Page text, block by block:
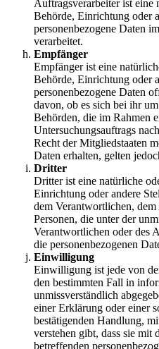
Auftragsverarbeiter ist eine
Behörde, Einrichtung oder
personenbezogene Daten
verarbeitet.
Empfänger
Empfänger ist eine
Behörde, Einrichtung oder
personenbezogene Daten
davon, ob es sich bei ihr
Behörden, die im Rahmen
Untersuchungsauftrags
Recht der Mitgliedstaaten
Daten erhalten, gelten
Dritter
Dritter ist eine natürliche
Einrichtung oder andere
dem Verantwortlichen,
Personen, die unter der
Verantwortlichen oder des
die personenbezogenen
Einwilligung
Einwilligung ist jede von
den bestimmten Fall in
unmissverständlich
einer Erklärung oder einer
bestätigenden Handlung,
verstehen gibt, dass sie mit
betreffenden